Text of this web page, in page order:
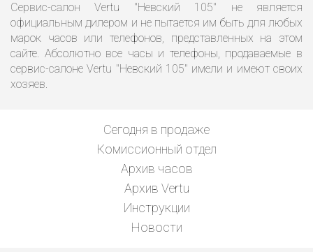
Сервис-салон Vertu "Невский 105" не является
официальным дилером и не пытается им быть для любых
марок часов или телефонов, представленных на этом
сайте. Абсолютно все часы и телефоны, продаваемые в
сервис-салоне Vertu "Невский 105" имели и имеют своих
хозяев.
Сегодня в продаже
Комиссионный отдел
Архив часов
Архив Vertu
Инструкции
Новости